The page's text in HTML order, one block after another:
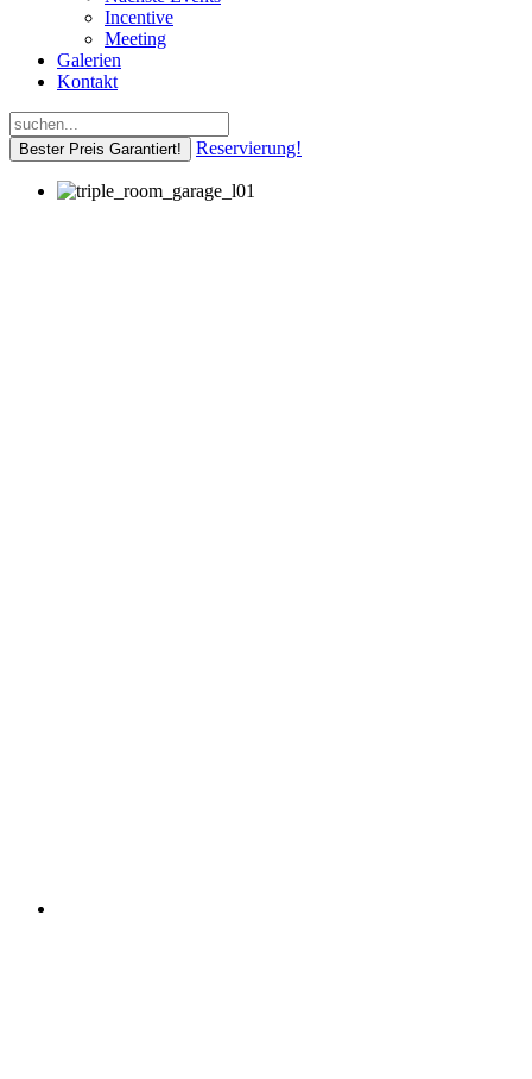
Incentive
Meeting
Galerien
Kontakt
Bester Preis Garantiert! Reservierung!